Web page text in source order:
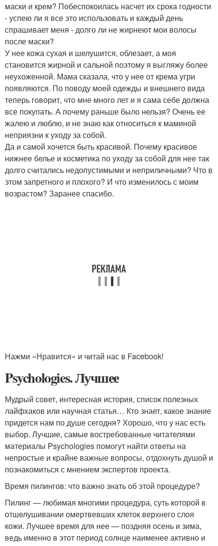
маски и крем? Побеспокоилась насчет их срока годности
- успею ли я все это использовать и каждый день
спрашивает меня - долго ли не жирнеют мои волосы
после маски?
У нее кожа сухая и шелушится, облезает, а моя
становится жирной и сальной поэтому я выгляжу более
неухоженной. Мама сказала, что у нее от крема угри
появляются. По поводу моей одежды и внешнего вида
теперь говорит, что мне много лет и я сама себе должна
все покупать. А почему раньше было нельзя? Очень ее
жалею и люблю, и не знаю как относиться к маминой
неприязни к уходу за собой.
Да и самой хочется быть красивой. Почему красивое
нижнее белье и косметика по уходу за собой для нее так
долго считались недопустимыми и неприличными? Что в
этом запретного и плохого? И что изменилось с моим
возрастом? Заранее спасибо.
Нажми «Нравится» и читай нас в Facebook!
Psychologies. Лучшее
Мудрый совет, интересная история, список полезных
лайфхаков или научная статья… Кто знает, какое знание
придется нам по душе сегодня? Хорошо, что у нас есть
выбор. Лучшие, самые востребованные читателями
материалы Psychologies помогут найти ответы на
непростые и крайне важные вопросы, отдохнуть душой и
познакомиться с мнением экспертов проекта.
Время пилингов: что важно знать об этой процедуре?
Пилинг — любимая многими процедура, суть которой в
отшелушивании омертвевших клеток верхнего слоя
кожи. Лучшее время для нее — поздняя осень и зима,
ведь именно в этот период солнце наименее активно и